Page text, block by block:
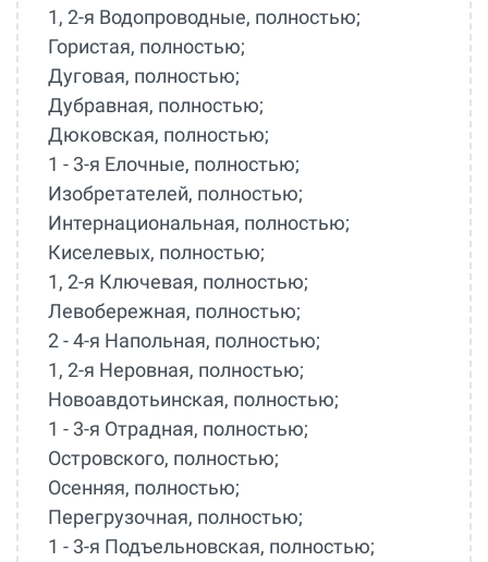
1, 2-я Водопроводные, полностью;
Гористая, полностью;
Дуговая, полностью;
Дубравная, полностью;
Дюковская, полностью;
1 - 3-я Елочные, полностью;
Изобретателей, полностью;
Интернациональная, полностью;
Киселевых, полностью;
1, 2-я Ключевая, полностью;
Левобережная, полностью;
2 - 4-я Напольная, полностью;
1, 2-я Неровная, полностью;
Новоавдотьинская, полностью;
1 - 3-я Отрадная, полностью;
Островского, полностью;
Осенняя, полностью;
Перегрузочная, полностью;
1 - 3-я Подъельновская, полностью;